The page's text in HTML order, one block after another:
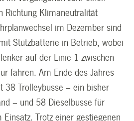
Richtung Klimaneutralität
im Dezember sind
Stützbatterie in Betrieb, wobei
auf der Linie 1 zwischen
fahren. Am Ende des Jahres
38 Trolleybusse – ein bisher
– und 58 Dieselbusse für
Trotz einer gestiegenen